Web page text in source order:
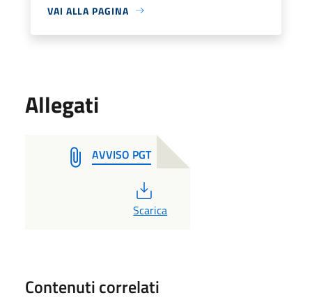
VAI ALLA PAGINA
Allegati
AVVISO PGT
PDF
Scarica
Contenuti correlati